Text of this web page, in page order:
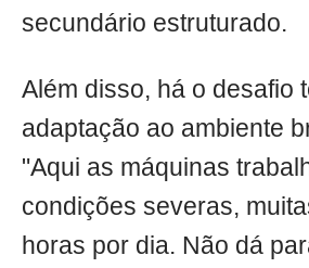
secundário estruturado.
Além disso, há o desafio
adaptação ao ambiente
"Aqui as máquinas
condições severas,
horas por dia. Não dá